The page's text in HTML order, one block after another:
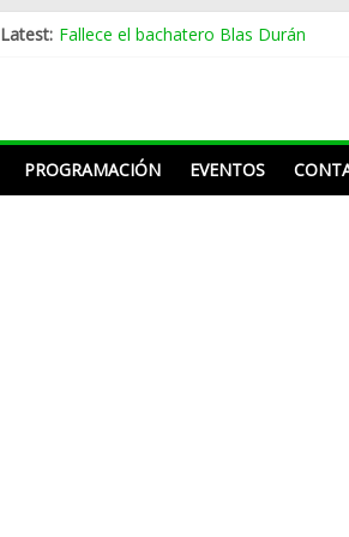
Latest: Fallece el bachatero Blas Durán
Pregunta buscapié de Frank Reyes
PROGRAMACIÓN EVENTOS